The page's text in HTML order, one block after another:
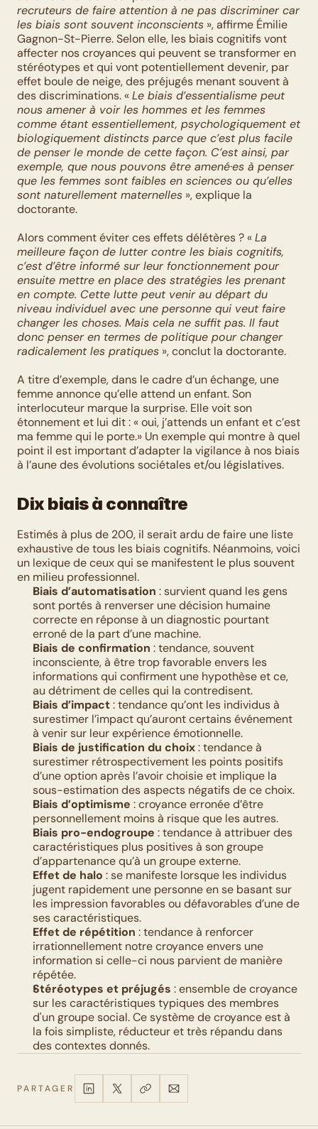
recruteurs de faire attention à ne pas discriminer car
les biais sont souvent inconscients », affirme Émilie
Gagnon-St-Pierre. Selon elle, les biais cognitifs vont
affecter nos croyances qui peuvent se transformer en
stéréotypes et qui vont potentiellement devenir, par
effet boule de neige, des préjugés menant souvent à
des discriminations. « Le biais d’essentialisme peut
nous amener à voir les hommes et les femmes
comme étant essentiellement, psychologiquement et
biologiquement distincts parce que c’est plus facile
de penser le monde de cette façon. C’est ainsi, par
exemple, que nous pouvons être amené·es à penser
que les femmes sont faibles en sciences ou qu’elles
sont naturellement maternelles », explique la
doctorante.
Alors comment éviter ces effets délétères ? « La
meilleure façon de lutter contre les biais cognitifs,
c’est d’être informé sur leur fonctionnement pour
ensuite mettre en place des stratégies les prenant
en compte. Cette lutte peut venir au départ du
niveau individuel avec une personne qui veut faire
changer les choses. Mais cela ne suffit pas. Il faut
donc penser en termes de politique pour changer
radicalement les pratiques », conclut la doctorante.
A titre d’exemple, dans le cadre d’un échange, une
femme annonce qu’elle attend un enfant. Son
interlocuteur marque la surprise. Elle voit son
étonnement et lui dit : « oui, j’attends un enfant et c’est
ma femme qui le porte.» Un exemple qui montre à quel
point il est important d’adapter la vigilance à nos biais
à l’aune des évolutions sociétales et/ou législatives.
Dix biais à connaître
Estimés à plus de 200, il serait ardu de faire une liste
exhaustive de tous les biais cognitifs. Néanmoins, voici
un lexique de ceux qui se manifestent le plus souvent
en milieu professionnel.
Biais d’automatisation : survient quand les gens
sont portés à renverser une décision humaine
correcte en réponse à un diagnostic pourtant
erroné de la part d’une machine.
Biais de confirmation : tendance, souvent
inconsciente, à être trop favorable envers les
informations qui confirment une hypothèse et ce,
au détriment de celles qui la contredisent.
Biais d’impact : tendance qu’ont les individus à
surestimer l’impact qu’auront certains événement
à venir sur leur expérience émotionnelle.
Biais de justification du choix : tendance à
surestimer rétrospectivement les points positifs
d’une option après l’avoir choisie et implique la
sous-estimation des aspects négatifs de ce choix.
Biais d’optimisme : croyance erronée d’être
personnellement moins à risque que les autres.
Biais pro-endogroupe : tendance à attribuer des
caractéristiques plus positives à son groupe
d’appartenance qu’à un groupe externe.
Effet de halo : se manifeste lorsque les individus
jugent rapidement une personne en se basant sur
les impression favorables ou défavorables d’une de
ses caractéristiques.
Effet de répétition : tendance à renforcer
irrationnellement notre croyance envers une
information si celle-ci nous parvient de manière
répétée.
Stéréotypes et préjugés : ensemble de croyance
sur les caractéristiques typiques des membres
d'un groupe social. Ce système de croyance est à
la fois simpliste, réducteur et très répandu dans
des contextes donnés.
PARTAGER